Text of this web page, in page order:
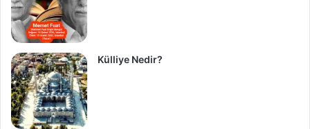
Külliye Nedir?